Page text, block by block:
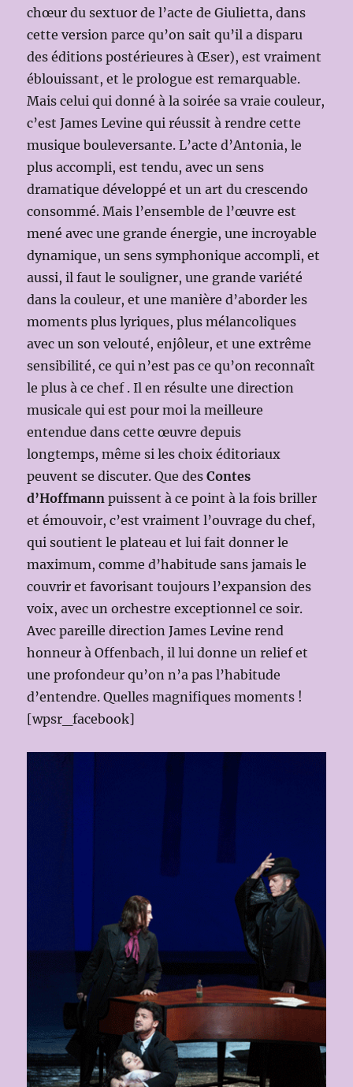
chœur du sextuor de l’acte de Giulietta, dans
cette version parce qu’on sait qu’il a disparu
des éditions postérieures à Œser), est vraiment
éblouissant, et le prologue est remarquable.
Mais celui qui donné à la soirée sa vraie couleur,
c’est James Levine qui réussit à rendre cette
musique bouleversante. L’acte d’Antonia, le
plus accompli, est tendu, avec un sens
dramatique développé et un art du crescendo
consommé. Mais l’ensemble de l’œuvre est
mené avec une grande énergie, une incroyable
dynamique, un sens symphonique accompli, et
aussi, il faut le souligner, une grande variété
dans la couleur, et une manière d’aborder les
moments plus lyriques, plus mélancoliques
avec un son velouté, enjôleur, et une extrême
sensibilité, ce qui n’est pas ce qu’on reconnaît
le plus à ce chef . Il en résulte une direction
musicale qui est pour moi la meilleure
entendue dans cette œuvre depuis
longtemps, même si les choix éditoriaux
peuvent se discuter. Que desContes
d’Hoffmann puissent à ce point à la fois briller
et émouvoir, c’est vraiment l’ouvrage du chef,
qui soutient le plateau et lui fait donner le
maximum, comme d’habitude sans jamais le
couvrir et favorisant toujours l’expansion des
voix, avec un orchestre exceptionnel ce soir.
Avec pareille direction James Levine rend
honneur à Offenbach, il lui donne un relief et
une profondeur qu’on n’a pas l’habitude
d’entendre. Quelles magnifiques moments !
[wpsr_facebook]